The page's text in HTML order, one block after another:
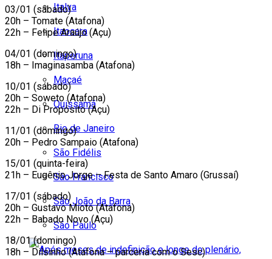
Italva
Itaocara
Itaperuna
Macaé
Quissamã
Rio de Janeiro
São Fidélis
São Francisco
São João da Barra
São Paulo
03/01 (sábado)
20h – Tomate (Atafona)
22h – Felipe Araújo (Açu)
04/01 (domingo)
18h – Imaginasamba (Atafona)
10/01 (sábado)
20h – Soweto (Atafona)
22h – Di Propósito (Açu)
11/01 (domingo)
20h – Pedro Sampaio (Atafona)
15/01 (quinta-feira)
21h – Eugênio Jorge – Festa de Santo Amaro (Grussaí)
17/01 (sábado)
20h – Gustavo Mioto (Atafona)
22h – Babado Novo (Açu)
18/01 (domingo)
18h – Dilsinho (Atafona – parceria com o Sesc)